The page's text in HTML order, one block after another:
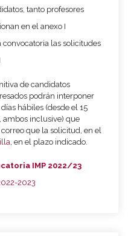
tanto profesores
en el anexo I
convocatoria las solicitudes
de candidatos
podrán interponer
hábiles (desde el 15
ambos inclusive) que
correo que la solicitud, en el
, en el plazo indicado.
IMP 2022/23
2023